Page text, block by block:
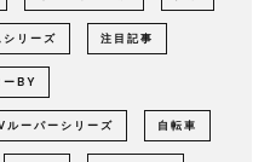
シリーズ 注目記事
ーBY
ルーパーシリーズ 自転車